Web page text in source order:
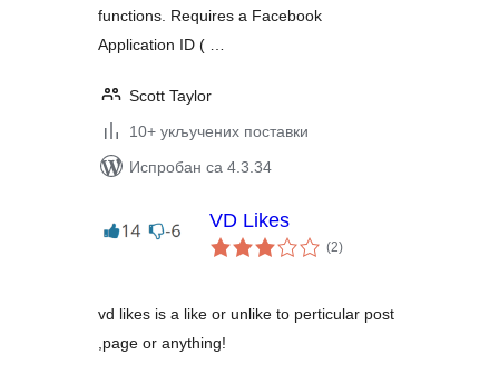
functions. Requires a Facebook
Application ID ( …
Scott Taylor
10+ укључених поставки
Испробан са 4.3.34
VD Likes
(2укупних
оцена
)
vd likes is a like or unlike to perticular post
,page or anything!